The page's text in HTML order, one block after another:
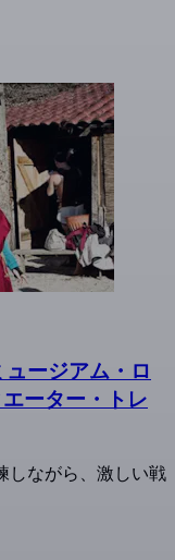
ージアム・ロ
ーター・トレ
しながら、激しい戦